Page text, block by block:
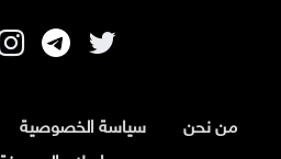
من نحن سياسة الخصوصية